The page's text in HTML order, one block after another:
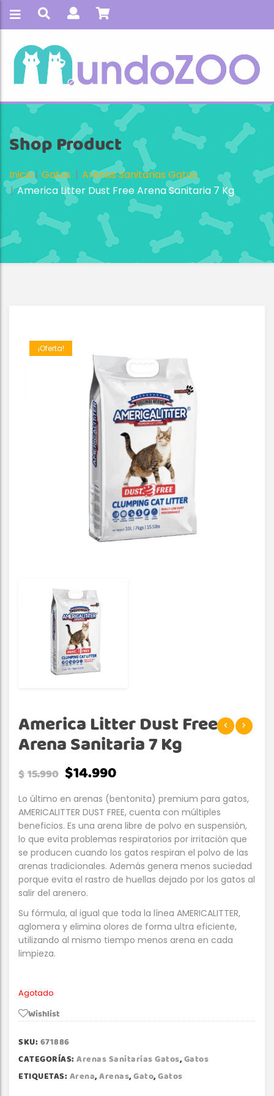
Shop Product
Inicio Gatos
Arenas Sanitarias Gatos
America Litter Dust Free Arena Sanitaria 7 Kg
¡Oferta!
America Litter Dust Free
Arena Sanitaria 7 Kg
$15.990 $14.990
Lo último en arenas (bentonita) premium para gatos,
AMERICALITTER DUST FREE, cuenta con múltiples
beneficios. Es una arena libre de polvo en suspensión,
lo que evita problemas respiratorios por irritación que
se producen cuando los gatos respiran el polvo de las
arenas tradicionales. Además genera menos suciedad
porque evita el rastro de huellas dejado por los gatos al
salir del arenero.
Su fórmula, al igual que toda la línea AMERICALITTER,
aglomera y elimina olores de forma ultra eficiente,
utilizando al mismo tiempo menos arena en cada
limpieza.
Agotado
Wishlist
SKU: 671886
CATEGORÍAS: Arenas Sanitarias Gatos,Gatos
ETIQUETAS: Arena,Arenas,Gato,Gatos